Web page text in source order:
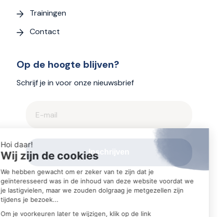
Trainingen
Contact
Op de hoogte blijven?
Schrijf je in voor onze nieuwsbrief